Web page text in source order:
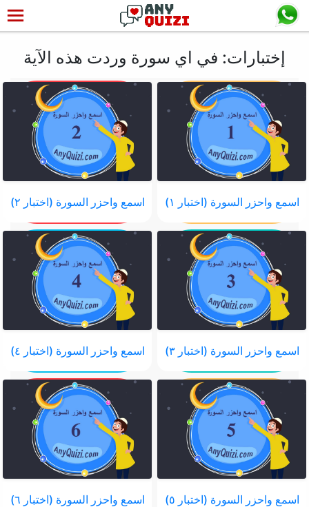
إختبارات: في اي سورة وردت هذه الآية
اسمع واحزر السورة (اختبار ١) اسمع واحزر السورة (اختبار ٢)
اسمع واحزر السورة (اختبار ٣) اسمع واحزر السورة (اختبار ٤)
اسمع واحزر السورة (اختبار ٥) اسمع واحزر السورة (اختبار ٦)